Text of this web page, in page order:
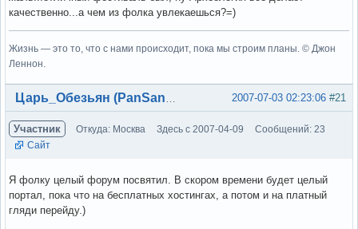
качественно...а чем из фолка увлекаешься?=)
Жизнь — это то, что с нами происходит, пока мы строим планы. © Джон
Леннон.
Вне форума #21
2007-07-03 02:23:06
Участник Откуда: Москва Здесь с 2007-04-09
Сообщений: 23
Сайт
Я фолку целый форум посвятил. В скором времени будет целый
портал, пока что на бесплатных хостингах, а потом и на платный
гляди перейду.)